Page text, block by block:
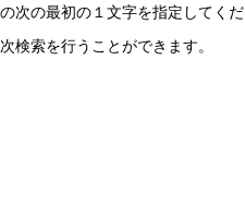
次の最初の１文字を指定してくだ
検索を行うことができます。